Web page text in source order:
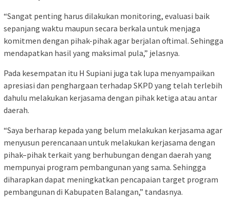
“Sangat penting harus dilakukan monitoring, evaluasi baik
sepanjang waktu maupun secara berkala untuk menjaga
komitmen dengan pihak-pihak agar berjalan oftimal. Sehingga
mendapatkan hasil yang maksimal pula,” jelasnya.
Pada kesempatan itu H Supiani juga tak lupa menyampaikan
apresiasi dan penghargaan terhadap SKPD yang telah terlebih
dahulu melakukan kerjasama dengan pihak ketiga atau antar
daerah.
“Saya berharap kepada yang belum melakukan kerjasama agar
menyusun perencanaan untuk melakukan kerjasama dengan
pihak–pihak terkait yang berhubungan dengan daerah yang
mempunyai program pembangunan yang sama. Sehingga
diharapkan dapat meningkatkan pencapaian target program
pembangunan di Kabupaten Balangan,” tandasnya.